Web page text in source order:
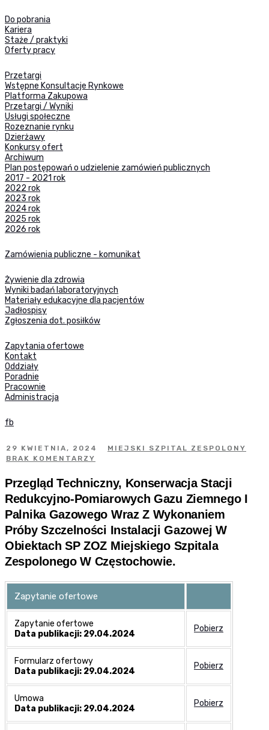
Do pobrania
Kariera
Staże / praktyki
Oferty pracy
Przetargi
Wstępne Konsultacje Rynkowe
Platforma Zakupowa
Przetargi / Wyniki
Usługi społeczne
Rozeznanie rynku
Dzierżawy
Konkursy ofert
Archiwum
Plan postępowań o udzielenie zamówień publicznych
2017 - 2021 rok
2022 rok
2023 rok
2024 rok
2025 rok
2026 rok
Zamówienia publiczne - komunikat
Żywienie dla zdrowia
Wyniki badań laboratoryjnych
Materiały edukacyjne dla pacjentów
Jadłospisy
Zgłoszenia dot. posiłków
Zapytania ofertowe
Kontakt
Oddziały
Poradnie
Pracownie
Administracja
fb
29 KWIETNIA, 2024
MIEJSKI SZPITAL ZESPOLONY
BRAK KOMENTARZY
Przegląd Techniczny, Konserwacja Stacji
Redukcyjno-Pomiarowych Gazu Ziemnego I
Palnika Gazowego Wraz Z Wykonaniem
Próby Szczelności Instalacji Gazowej W
Obiektach SP ZOZ Miejskiego Szpitala
Zespolonego W Częstochowie.
Zapytanie ofertowe
Zapytanie ofertowe
Data publikacji: 29.04.2024
Pobierz
Formularz ofertowy
Data publikacji: 29.04.2024
Pobierz
Umowa
Data publikacji: 29.04.2024
Pobierz